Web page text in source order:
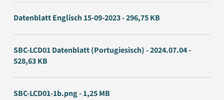
Datenblatt Englisch 15-09-2023 - 296,75 KB
SBC-LCD01 Datenblatt (Portugiesisch) - 2024.07.04 -
528,63 KB
SBC-LCD01-1b.png - 1,25 MB